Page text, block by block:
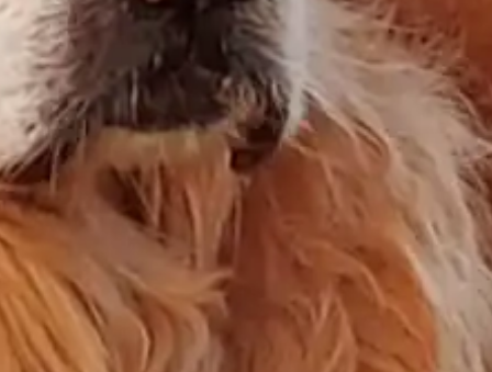
Vivimos viendo muertes todos los días en la tele.
Cientos de personas, en guerras, tragedias…
Y seguimos comiendo.
Nos hemos endurecido.
Nos hemos acostumbrado.
Pero cuando pierdes a quien amas —aunque
tenga cuatro patas—
…eso te rompe.
Te deja un silencio que grita cada día.
🎧 Ayer encontré esta canción.
Creada con IA. Todavía no se ha estrenado